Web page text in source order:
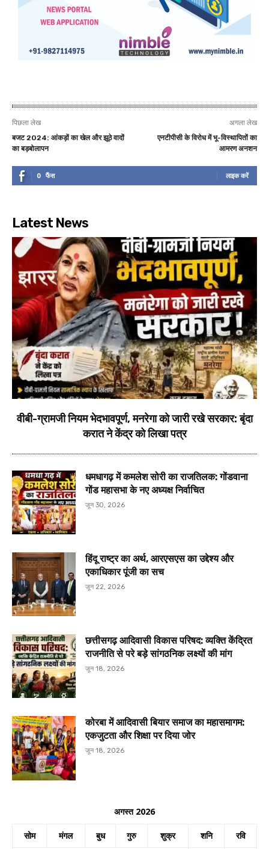
पिछला लेख
बजट 2024: आंकड़ों का खेल और झूठे वादों
का बड़बोलापन
अगला लेख
एनटीपीसी के विरोध में भू-विस्थापितों का
आमरण अनशन
0 फैंस लाइक करें
Latest News
वीबी-ग्रामजी नियम भेदभावपूर्ण, मनरेगा को जारी रखे सरकार: बृंदा
करात ने केंद्र को लिखा पत्र
धमधागढ़ में कमलेश सोरी का राजतिलक: गोंडवाना
गोंड महासभा के नए अध्यक्ष निर्वाचित
जून 30, 2026
हिंदू राष्ट्र का अर्थ, आरएसएस का उद्देश्य और
एकाधिकार पूंजी का सच
जून 22, 2026
छत्तीसगढ़ आदिवासी विकास परिषद: व्यक्ति केंद्रित
राजनीति से परे बड़े सांगठनिक लक्ष्यों की मांग
जून 18, 2026
कोरबा में आदिवासी बियार समाज का महासमागम:
एकजुटता और शिक्षा पर दिया जोर
जून 18, 2026
अगस्त 2026
सोम मंगल बुध गुरु शुक्र शनि रवि